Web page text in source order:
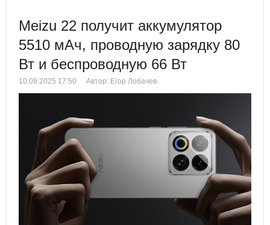
Meizu 22 получит аккумулятор
5510 мАч, проводную зарядку 80
Вт и беспроводную 66 Вт
10.09.2025 17:50 Автор: Егор Лобачев